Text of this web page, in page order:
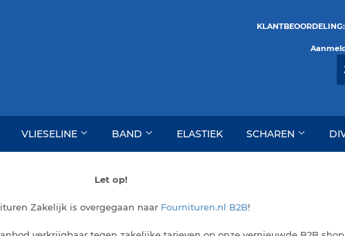
VLIESELINE BAND ELASTIEK SCHAREN
Let op!
Zakelijk is overgegaan naar Fournituren.nl B2B!